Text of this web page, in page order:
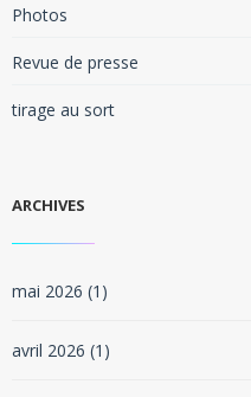
Photos
Revue de presse
tirage au sort
ARCHIVES
mai 2026 (1)
avril 2026 (1)